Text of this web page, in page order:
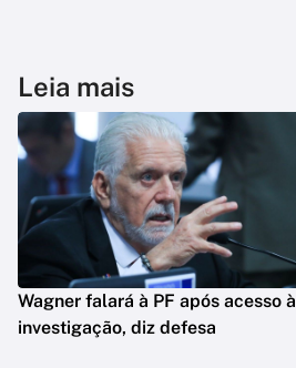
Leia mais
Wagner falará à PF após acesso à
investigação, diz defesa